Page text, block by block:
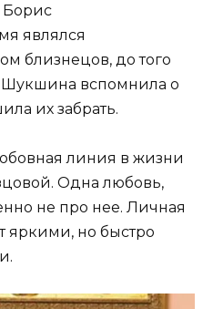
Борис
являлся
близнецов, до того
Шукшина вспомнила о
их забрать.
линия в жизни
Одна любовь,
не про нее. Личная
яркими, но быстро